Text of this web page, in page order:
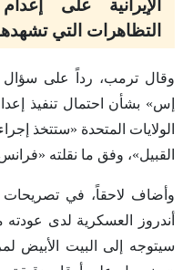
الإيرانية على
التظاهرات التي
وقال ترمب، رداً على
إس» بشأن احتمال تنفيذ
الولايات المتحدة «ستتخذ
القبيل»، وفق ما نقلته
وأضاف لاحقاً، في تصريحات
أندروز العسكرية لدى
سيتوجه إلى البيت الأبيض